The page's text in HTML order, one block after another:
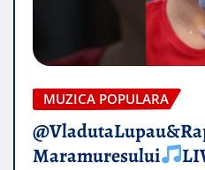
MUZICA POPULARA
Maramuresului